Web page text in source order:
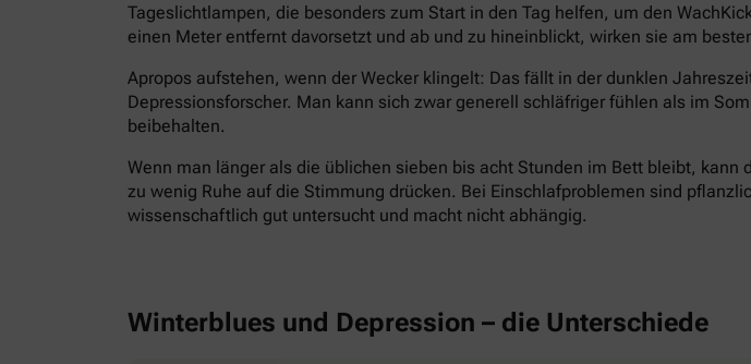
Tageslichtlampen, die besonders zum Start in den Tag helfen, um den
einen Meter entfernt davorsetzt und ab und zu hineinblickt, wirken sie am
Apropos aufstehen, wenn der Wecker klingelt: Das fällt in der dunklen
Depressionsforscher. Man kann sich zwar generell schläfriger fühlen als im
beibehalten.
Wenn man länger als die üblichen sieben bis acht Stunden im Bett bleibt,
zu wenig Ruhe auf die Stimmung drücken. Bei Einschlafproblemen sind
wissenschaftlich gut untersucht und macht nicht abhängig.
Winterblues und Depression – die Unterschiede